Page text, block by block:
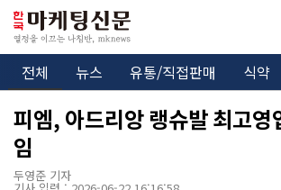
전체 뉴스 유통/직접판매 식약
피엠, 아드리앙 랭슈발 최고영
임
두영준 기자